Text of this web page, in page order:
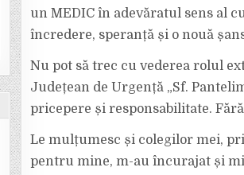
un MEDIC în adevăratul sens al
încredere, speranță și o nouă
Nu pot să trec cu vederea rolul
Județean de Urgență „Sf.
pricepere și responsabilitate.
Le mulțumesc și colegilor mei,
pentru mine, m-au încurajat și